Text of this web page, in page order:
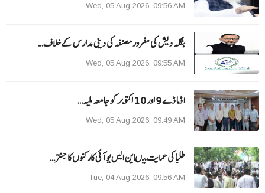
Wed, 05 Aug 2026, 09:56 AM
بنگلہ دیش کی مفرور مصنفہ کی دینی مدارس کے خلاف…
Wed, 05 Aug 2026, 09:55 AM
ا ڈما ڈے 9 اور 10 اکتوبر کو جامعہ ملیہ…
Wed, 05 Aug 2026, 09:49 AM
طلبا کی حمایت میںاین ایس یو آئی کارکنوں کا جنتر…
Tue, 04 Aug 2026, 09:56 AM